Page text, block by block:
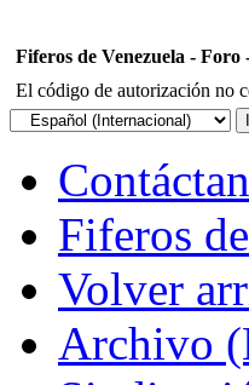
Fiferos de Venezuela -
El código de autorización no
Fiferos
Volver
Archivo